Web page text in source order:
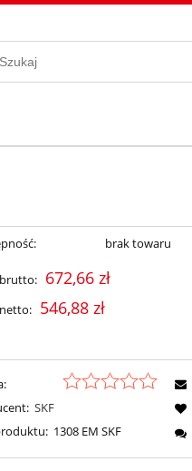
brak towaru
672,66 zł
546,88 zł
SKF
1308 EM SKF